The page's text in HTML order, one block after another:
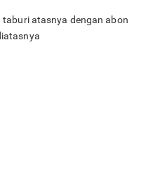
atasnya dengan abon